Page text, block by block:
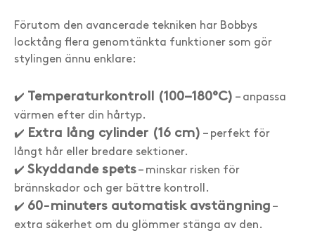
Förutom den avancerade tekniken har Bobbys
locktång flera genomtänkta funktioner som gör
stylingen ännu enklare:
✔️ Temperaturkontroll (100–180°C) – anpassa
värmen efter din hårtyp.
✔️ Extra lång cylinder (16 cm) – perfekt för
långt hår eller bredare sektioner.
✔️ Skyddande spets– minskar risken för
brännskador och ger bättre kontroll.
✔️ 60-minuters automatisk avstängning –
extra säkerhet om du glömmer stänga av den.